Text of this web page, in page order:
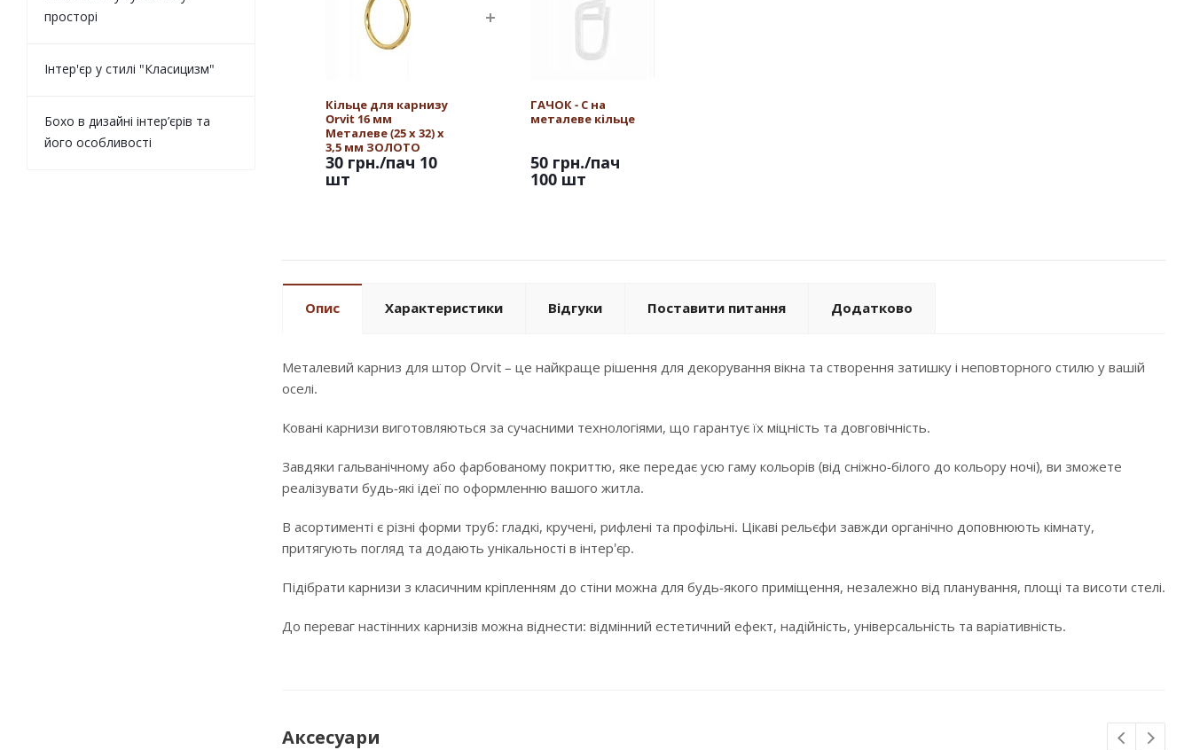
Кільце для карнизу
Orvit 16 мм
Металеве (25 х 32) х
3,5 мм ЗОЛОТО
30 грн./пач 10
шт
ГАЧОК - С на
металеве кільце
50 грн./пач
100 шт
Опис Характеристики Відгуки Поставити питання Додатково
Металевий карниз для штор Orvit – це найкраще рішення для декорування вікна та створення затишку і неповторного стилю у вашій
оселі.
Ковані карнизи виготовляються за сучасними технологіями, що гарантує їх міцність та довговічність.
Завдяки гальванічному або фарбованому покриттю, яке передає усю гаму кольорів (від сніжно-білого до кольору ночі), ви зможете
реалізувати будь-які ідеї по оформленню вашого житла.
В асортименті є різні форми труб: гладкі, кручені, рифлені та профільні. Цікаві рельєфи завжди органічно доповнюють кімнату,
притягують погляд та додають унікальності в інтер'єр.
Підібрати карнизи з класичним кріпленням до стіни можна для будь-якого приміщення, незалежно від планування, площі та висоти стелі.
До переваг настінних карнизів можна віднести: відмінний естетичний ефект, надійність, універсальність та варіативність.
Аксесуари
просторі
Інтер'єр у стилі "Класицизм"
Бохо в дизайні інтер’єрів та
його особливості